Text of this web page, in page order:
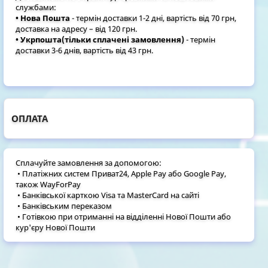
службами:
• Нова Пошта - термін доставки 1-2 дні, вартість від 70 грн,
доставка на адресу – від 120 грн.
• Укрпошта(тільки сплачені замовлення)- термін
доставки 3-6 днів, вартість від 43 грн.
ОПЛАТА
Сплачуйте замовлення за допомогою:
• Платіжних систем Приват24, Apple Pay або Google Pay,
також WayForPay
• Банківської карткою Visa та MasterCard на сайті
• Банківським переказом
• Готівкою при отриманні на відділенні Нової Пошти або
кур'єру Нової Пошти